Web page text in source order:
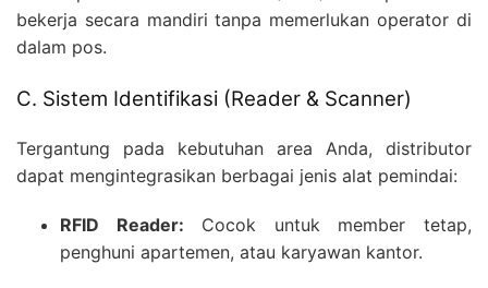
bekerja secara mandiri tanpa memerlukan operator di
dalam pos.
C. Sistem Identifikasi (Reader & Scanner)
Tergantung pada kebutuhan area Anda, distributor
dapat mengintegrasikan berbagai jenis alat pemindai:
RFID Reader: Cocok untuk member tetap,
penghuni apartemen, atau karyawan kantor.